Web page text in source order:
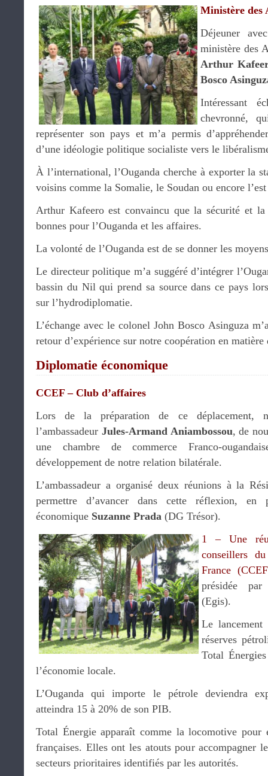
Ministère des
Déjeuner
ministère des
Arthur
Bosco
Intéressant
chevronné,
représenter son pays et m’a permis
d’une idéologie politique socialiste vers le
À l’international, l’Ouganda cherche à exporter la
voisins comme la Somalie, le Soudan ou encore
Arthur Kafeero est convaincu que la sécurité et
bonnes pour l’Ouganda et les affaires.
La volonté de l’Ouganda est de se donner les
Le directeur politique m’a suggéré d’intégrer
bassin du Nil qui prend sa source dans ce pays
sur l’hydrodiplomatie.
L’échange avec le colonel John Bosco Asinguza
retour d’expérience sur notre coopération en
Diplomatie économique
CCEF – Club d’affaires
Lors de la préparation de ce déplacement,
l’ambassadeur Jules-Armand Aniambossou, de
une chambre de commerce Franco-
développement de notre relation bilatérale.
L’ambassadeur a organisé deux réunions à la
permettre d’avancer dans cette réflexion, en
économique Suzanne Prada (DG Trésor).
1 – Une
conseillers
France
présidée
(Egis).
Le lancement
réserves
Total
l’économie locale.
L’Ouganda qui importe le pétrole deviendra
atteindra 15 à 20% de son PIB.
Total Énergie apparaît comme la locomotive pour
françaises. Elles ont les atouts pour accompagner
secteurs prioritaires identifiés par les autorités.